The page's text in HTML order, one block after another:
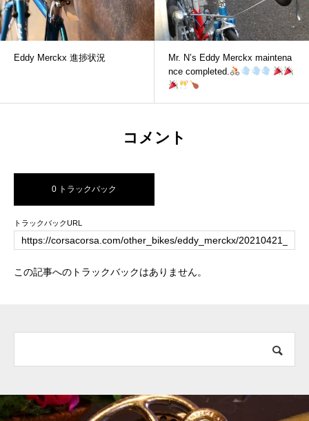
Eddy Merckx 進捗状況
Mr. N’s Eddy Merckx maintena
nce completed.
コメント
0 トラックバック
トラックバックURL
この記事へのトラックバックはありません。